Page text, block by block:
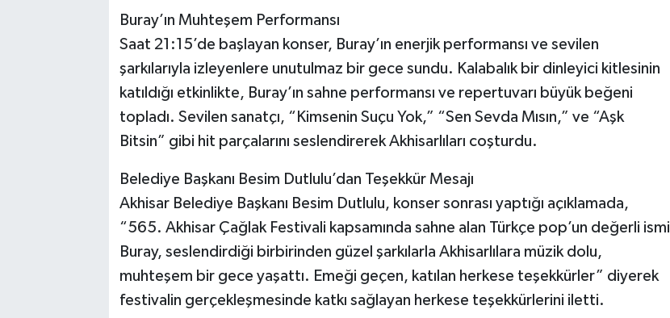
Buray’ın Muhteşem Performansı
Saat 21:15’de başlayan konser, Buray’ın enerjik performansı ve sevilen
şarkılarıyla izleyenlere unutulmaz bir gece sundu. Kalabalık bir dinleyici kitlesinin
katıldığı etkinlikte, Buray’ın sahne performansı ve repertuvarı büyük beğeni
topladı. Sevilen sanatçı, “Kimsenin Suçu Yok,” “Sen Sevda Mısın,” ve “Aşk
Bitsin” gibi hit parçalarını seslendirerek Akhisarlıları coşturdu.
Belediye Başkanı Besim Dutlulu’dan Teşekkür Mesajı
Akhisar Belediye Başkanı Besim Dutlulu, konser sonrası yaptığı açıklamada,
“565. Akhisar Çağlak Festivali kapsamında sahne alan Türkçe pop’un değerli ismi
Buray, seslendirdiği birbirinden güzel şarkılarla Akhisarlılara müzik dolu,
muhteşem bir gece yaşattı. Emeği geçen, katılan herkese teşekkürler” diyerek
festivalin gerçekleşmesinde katkı sağlayan herkese teşekkürlerini iletti.
Akhisar Emlak